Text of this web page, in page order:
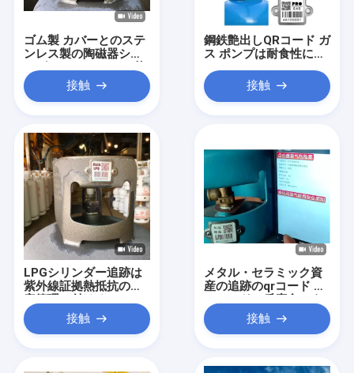
ゴム製 カバーとのステ
ンレス製の陶磁器シリ
ンダー バーコードの札
の反焼却接触
鋼鉄艶出しQRコード ガ
ス ポンプは耐食性に付
ける
接触
LPGシリンダー追跡は
紫外線証拠熱抵抗の資
接触
メタル・セラミック資
産の追跡のqrコード バ
いBendability
接触